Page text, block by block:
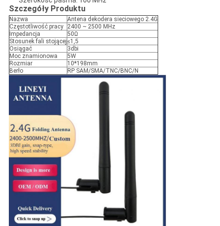
Szczegóły Produktu
Nazwa
Antena dekodera sieciowego 2.4G
Częstotliwość pracy
2400 ~ 2500 MHz
Impedancja
50Ω
Stosunek fali stojącej≤1,5
Osiągać
3dbi
Moc znamionowa
5W
Rozmiar
10*198mm
Berło
RP SAM/SMA/TNC/BNC/N